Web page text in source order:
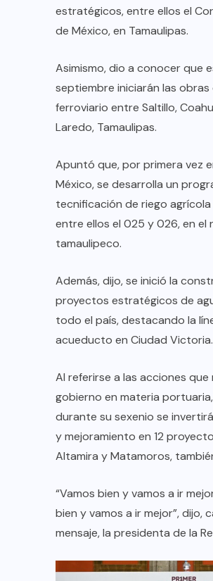
estratégicos, entre ellos el
de México, en Tamaulipas.
Asimismo, dio a conocer que
septiembre iniciarán las
ferroviario entre Saltillo,
Laredo, Tamaulipas.
Apuntó que, por primera vez
México, se desarrolla un
tecnificación de riego
entre ellos el 025 y 026, en el
tamaulipeco.
Además, dijo, se inició la
proyectos estratégicos de
todo el país, destacando la
acueducto en Ciudad Victoria.
Al referirse a las acciones que
gobierno en materia
durante su sexenio se
y mejoramiento en 12
Altamira y Matamoros,
“Vamos bien y vamos a ir
bien y vamos a ir mejor”, dijo,
mensaje, la presidenta de la